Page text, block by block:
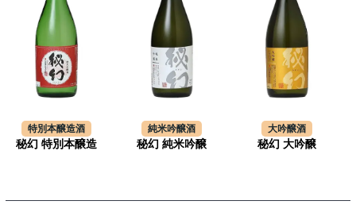
特別本醸造酒
秘幻 特別本醸造
純米吟醸酒
秘幻 純米吟醸
大吟醸酒
秘幻 大吟醸